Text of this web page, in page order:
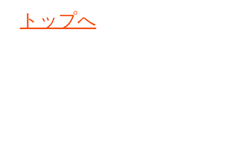
トップへ